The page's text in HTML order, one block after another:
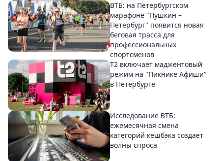
ВТБ: на Петербургском
марафоне "Пушкин –
Петербург" появится новая
беговая трасса для
профессиональных
спортсменов
Т2 включает маджентовый
режим на "Пикнике Афиши"
в Петербурге
Исследование ВТБ:
ежемесячная смена
категорий кешбэка создает
волны спроса